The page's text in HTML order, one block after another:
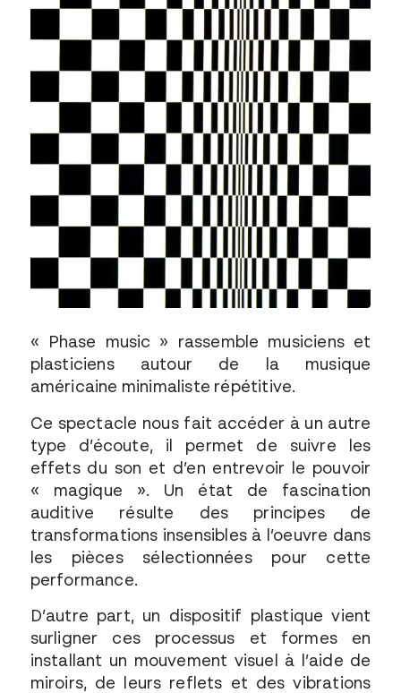
« Phase music » rassemble musiciens et
plasticiens autour de la musique
américaine minimaliste répétitive.
Ce spectacle nous fait accéder à un autre
type d’écoute, il permet de suivre les
effets du son et d’en entrevoir le pouvoir
« magique ». Un état de fascination
auditive résulte des principes de
transformations insensibles à l’oeuvre dans
les pièces sélectionnées pour cette
performance.
D’autre part, un dispositif plastique vient
surligner ces processus et formes en
installant un mouvement visuel à l’aide de
miroirs, de leurs reflets et des vibrations